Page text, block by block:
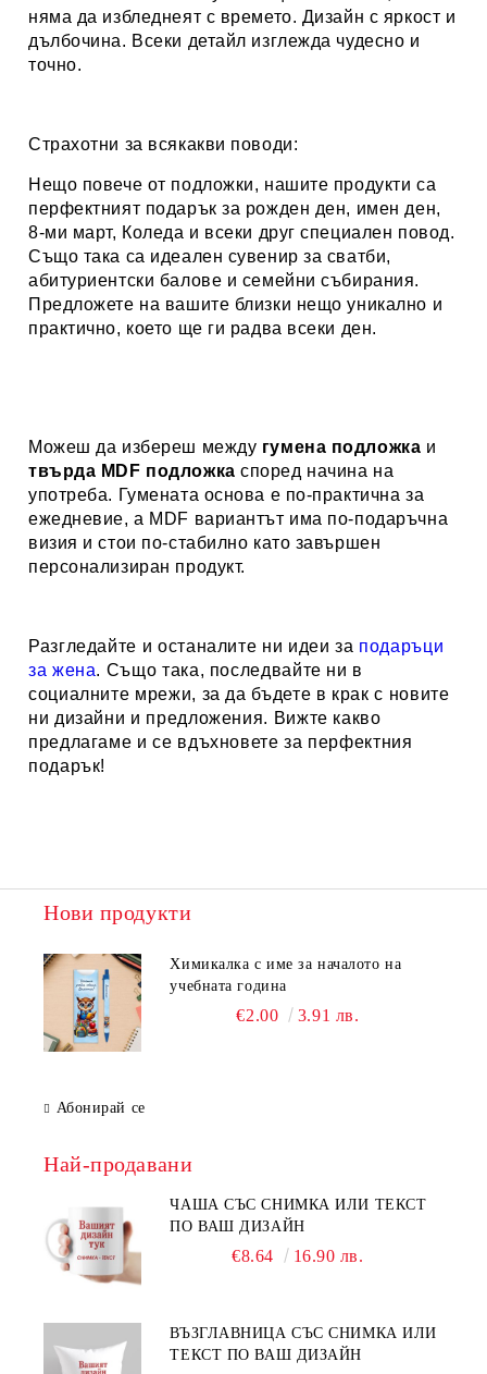
няма да избледнеят с времето. Дизайн с яркост и
дълбочина. Всеки детайл изглежда чудесно и
точно.
Страхотни за всякакви поводи:
Нещо повече от подложки, нашите продукти са
перфектният подарък за рожден ден, имен ден,
8-ми март, Коледа и всеки друг специален повод.
Също така са идеален сувенир за сватби,
абитуриентски балове и семейни събирания.
Предложете на вашите близки нещо уникално и
практично, което ще ги радва всеки ден.
Можеш да избереш между гумена подложка и
твърда MDF подложка според начина на
употреба. Гумената основа е по-практична за
ежедневие, а MDF вариантът има по-подаръчна
визия и стои по-стабилно като завършен
персонализиран продукт.
Разгледайте и останалите ни идеи за подаръци
за жена. Също така, последвайте ни в
социалните мрежи, за да бъдете в крак с новите
ни дизайни и предложения. Вижте какво
предлагаме и се вдъхновете за перфектния
подарък!
Нови продукти
Химикалка с име за началото на
учебната година
€2.00 3.91 лв.
Абонирай се
Най-продавани
ЧАША СЪС СНИМКА ИЛИ ТЕКСТ
ПО ВАШ ДИЗАЙН
€8.64 16.90 лв.
ВЪЗГЛАВНИЦА СЪС СНИМКА ИЛИ
ТЕКСТ ПО ВАШ ДИЗАЙН